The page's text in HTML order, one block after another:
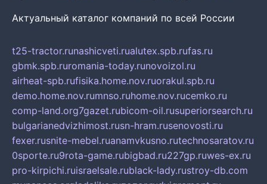
Актуальный каталог компаний по всей России
t25-tractor.runashicveti.rualutex.spb.rufas.ru
gbmk.spb.ruromania-today.runovoizol.ru
airheat-spb.rufisika.home.nov.ruorakul.spb.ru
demo.home.nov.rumnso.ruhome.nov.rucemko.ru
comp-land.org7gazet.rubicom-oil.rusuperiorsearch.ru
bulgarianedvizhimost.rusn-hram.rusenovosti.ru
fexer.rusnite-mebel.ruanamvkusno.rutechnosaratov.ru
0sporte.ru9rota-game.rubigbad.ru227gp.ruwes-ex.ru
pro-kirpichi.ruisraelsale.rublack-lady.rustroy-db.com